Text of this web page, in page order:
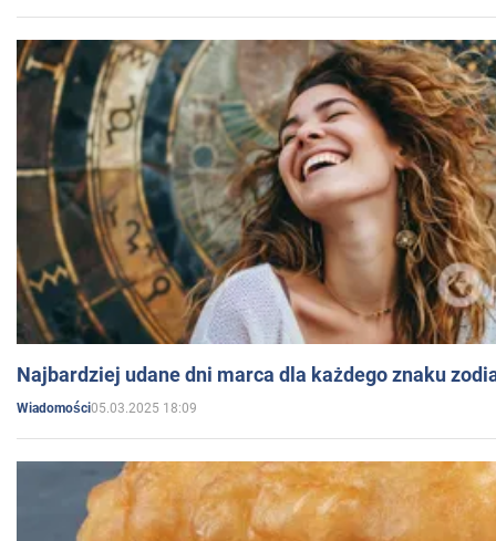
Najbardziej udane dni marca dla każdego znaku
Wiadomości05.03.2025 18:09